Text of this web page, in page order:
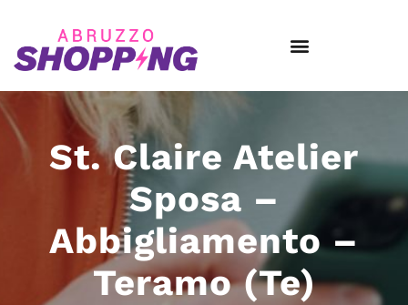
St. Claire Atelier
Sposa –
Abbigliamento –
Teramo (Te)